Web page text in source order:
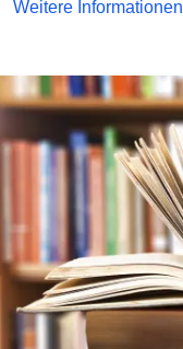
Weitere Informationen